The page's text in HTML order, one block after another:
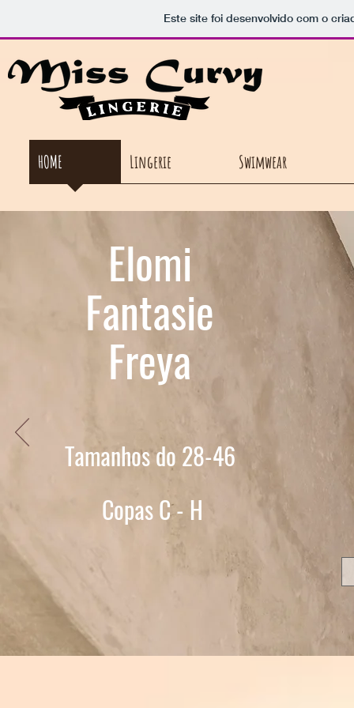
Este site foi desenvolvido com o
HOME Lingerie Swimwear
Elomi
Fantasie
Freya
Tamanhos do 28-46
Copas C - H